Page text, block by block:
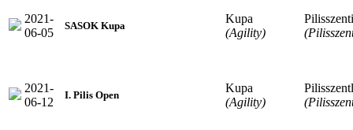
2021-
06-05
SASOK Kupa
Kupa
(Agility)
2021-
06-12
I. Pilis Open
Kupa
(Agility)